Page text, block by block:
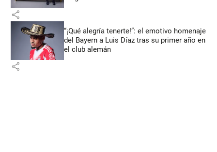
share
“¡Qué alegría tenerte!”: el emotivo homenaje
del Bayern a Luis Díaz tras su primer año en
el club alemán
share